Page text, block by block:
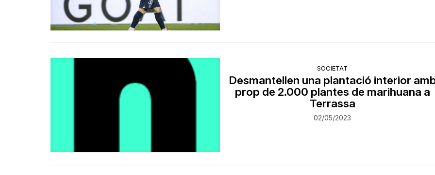
SOCIETAT
Desmantellen una plantació interior
prop de 2.000 plantes de marihuana a
Terrassa
02/05/2023